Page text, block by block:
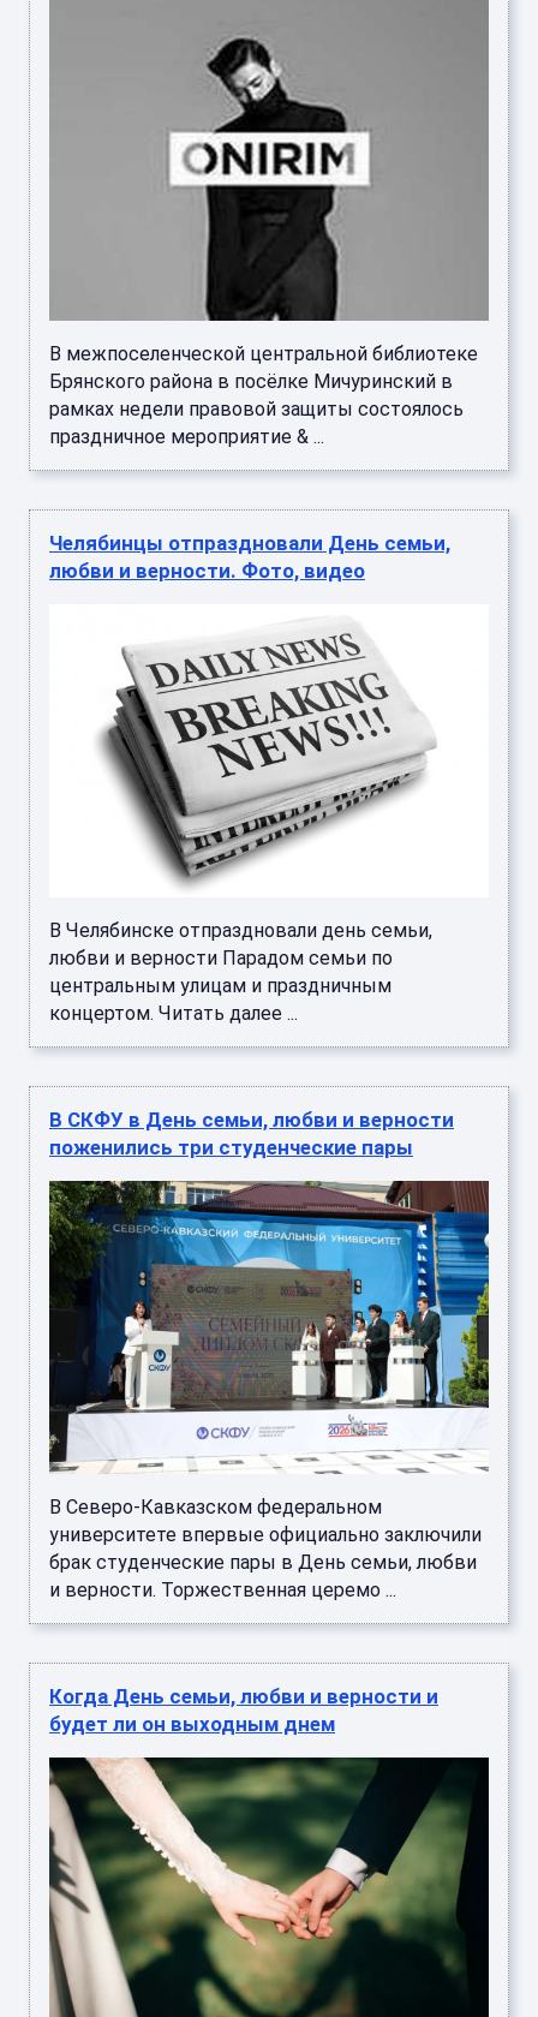
В межпоселенческой центральной библиотеке
Брянского района в посёлке Мичуринский в
рамках недели правовой защиты состоялось
праздничное мероприятие & ...
Челябинцы отпраздновали День семьи,
любви и верности. Фото, видео
В Челябинске отпраздновали день семьи,
любви и верности Парадом семьи по
центральным улицам и праздничным
концертом. Читать далее ...
В СКФУ в День семьи, любви и верности
поженились три студенческие пары
В Северо-Кавказском федеральном
университете впервые официально заключили
брак студенческие пары в День семьи, любви
и верности. Торжественная церемо ...
Когда День семьи, любви и верности и
будет ли он выходным днем